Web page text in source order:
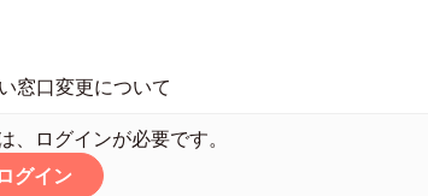
窓口変更について
、ログインが必要です。
グイン